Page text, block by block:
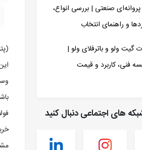
صنعتی | بررسی انواع،
و راهنمای انتخاب
گیت ولو و باترفلای ولو |
فنی، کاربرد و قیمت
های اجتماعی دنبال کنید